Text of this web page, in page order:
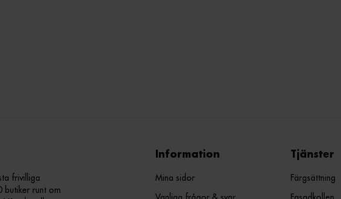
frivilliga
butiker runt om
Information
Mina sidor
Tjänster
Färgsättning